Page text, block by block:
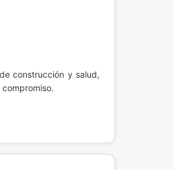
construcción y salud,